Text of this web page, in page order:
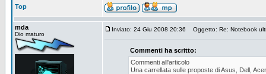
Top
mda
Dio maturo
Inviato: 24 Giu 2008 20:36 Oggetto: Re: Notebook
Commenti ha scritto:
Commenti all'articolo
Una carrellata sulle proposte di Asus, Dell,